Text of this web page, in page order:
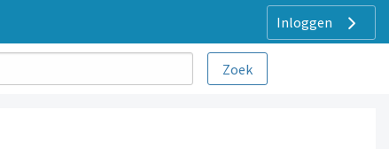
Inloggen